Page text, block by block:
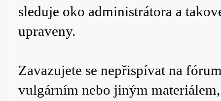
sleduje oko administrátora a
upraveny.
Zavazujete se nepřispívat na
vulgárním nebo jiným